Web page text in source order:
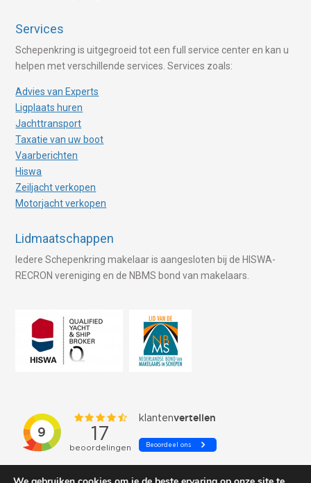
Services
Schepenkring is uitgegroeid tot een full service center en kan u
helpen met verschillende services. Services zoals:
Advies van Experts
Ligplaats huren
Jachttransport
Taxatie van uw boot
Vaarberichten
Hiswa
Zeiljacht verkopen
Motorjacht verkopen
Lidmaatschappen
Iedere Schepenkring makelaar is aangesloten bij de HISWA-
RECRON vereniging en de NBMS bond van makelaars.